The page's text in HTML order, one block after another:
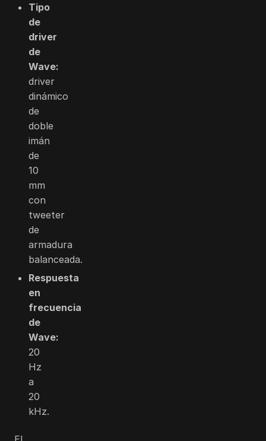
Tipo
de
driver
de
Wave:
driver
dinámico
de
doble
imán
de
10
mm
con
tweeter
de
armadura
balanceada.
Respuesta
en
frecuencia
de
Wave:
20
Hz
a
20
kHz.